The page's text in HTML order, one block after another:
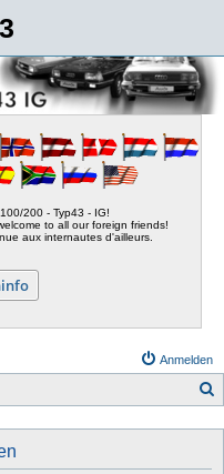
200 - Typ43 - IG!
to all our foreign friends!
aux internautes d'ailleurs.
Anmelden